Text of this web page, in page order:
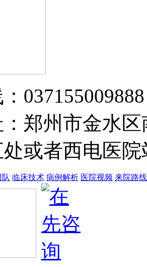
九七六年毕业
037155009888
郑州市金水
或者西电医
临床技术 病例解析 医院视频 来院路线